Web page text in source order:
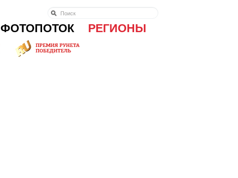
ФОТОПОТОК РЕГИОНЫ